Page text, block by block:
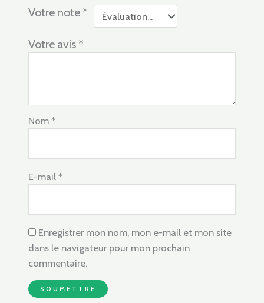
Votre note *
Votre avis *
Nom*
E-mail*
Enregistrer mon nom, mon e-mail et mon site
dans le navigateur pour mon prochain
commentaire.